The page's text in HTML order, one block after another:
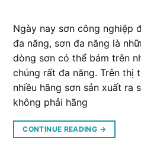
Ngày nay sơn công nghiệp
đa năng, sơn đa năng là
dòng sơn có thể bám trên
chúng rất đa năng. Trên thị
nhiều hãng sơn sản xuất ra
không phải hãng
CONTINUE READING →